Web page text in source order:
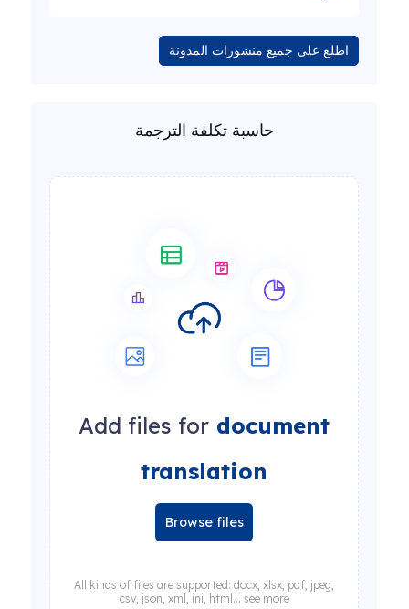
اطلع على جميع منشورات المدونة
حاسبة تكلفة الترجمة
Add files for document
translation
Browse files
All kinds of files are supported: docx, xlsx, pdf, jpeg,
csv, json, xml, ini, html... see more